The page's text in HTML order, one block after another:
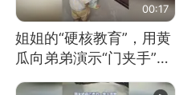
00:17
姐姐的“硬核教育”，用黄
瓜向弟弟演示“门夹手”，